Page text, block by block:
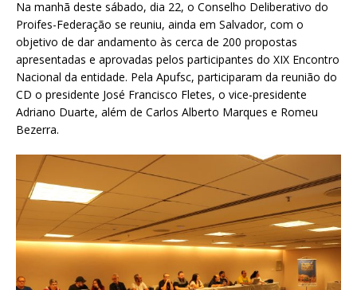
Na manhã deste sábado, dia 22, o Conselho Deliberativo do
Proifes-Federação se reuniu, ainda em Salvador, com o
objetivo de dar andamento às cerca de 200 propostas
apresentadas e aprovadas pelos participantes do XIX Encontro
Nacional da entidade. Pela Apufsc, participaram da reunião do
CD o presidente José Francisco Fletes, o vice-presidente
Adriano Duarte, além de Carlos Alberto Marques e Romeu
Bezerra.